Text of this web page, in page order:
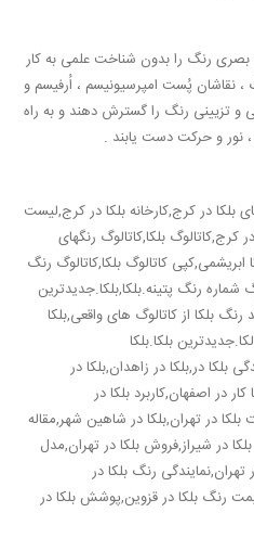
بصری رنگ را بدون شناخت علمی به کار
نقاشان پُست امپرسیونیسم ، اُرفیسم و
و تزیینی رنگ را گسترش دهند و به راه
نور و حرکت دست یابند .
بلکا در کرج,کارخانه بلکا در کرج,لیست
بلکا,کاتالوگ رنگهای
ابریشمی,کپی کاتالوگ بلکا,کاتالوگ رنگ
شماره رنگ پتینه.بلکا,بلکا.جدیدترین
بلکا از کاتالوگ های واقعی,بلکا
بلکا.بلکا
بلکا در,بلکا در زاهدان,بلکا در
در اصفهان,کاربرد بلکا در
در تهران,بلکا در شاهین شهر,مقاله
در شیراز,فروش بلکا در تهران,مدل
رنگ بلکا در
رنگ بلکا در قزوین,پوشش بلکا در